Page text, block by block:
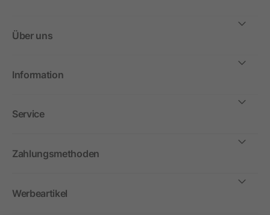
Über uns
Information
Service
Zahlungsmethoden
Werbeartikel